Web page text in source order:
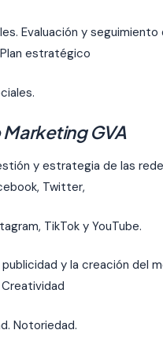
Evaluación y seguimiento
estratégico
Marketing GVA
y estrategia de las
Twitter,
TikTok y YouTube.
publicidad y la creación del
Notoriedad.